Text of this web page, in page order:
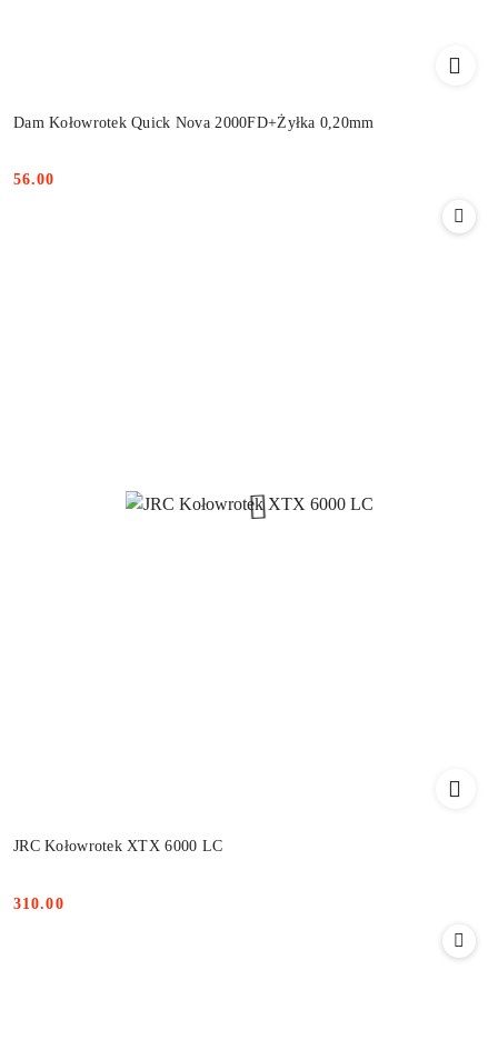
Dam Kołowrotek Quick Nova 2000FD+Żyłka 0,20mm
Cena:
56.00
JRC Kołowrotek XTX 6000 LC
Cena:
310.00